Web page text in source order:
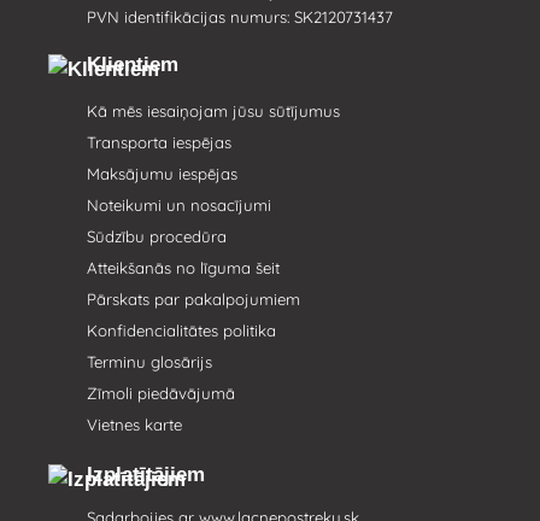
PVN identifikācijas numurs: SK2120731437
Klientiem
Kā mēs iesaiņojam jūsu sūtījumus
Transporta iespējas
Maksājumu iespējas
Noteikumi un nosacījumi
Sūdzību procedūra
Atteikšanās no līguma šeit
Pārskats par pakalpojumiem
Konfidencialitātes politika
Terminu glosārijs
Zīmoli piedāvājumā
Vietnes karte
Izplatītājiem
Sadarbojies ar www.lacnepostreky.sk